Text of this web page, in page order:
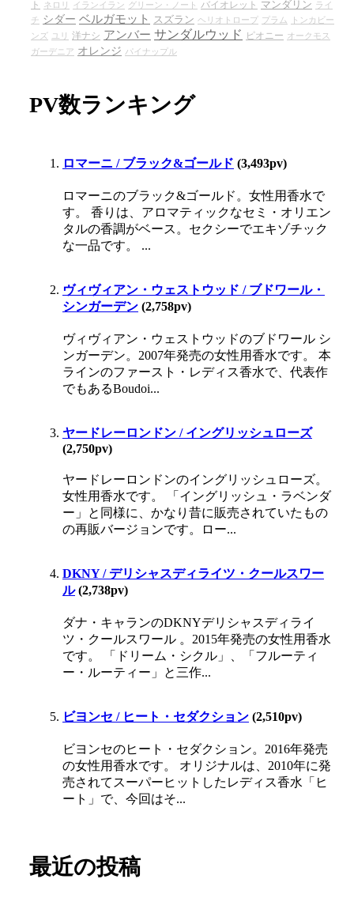
ト ネロリ イランイラン グリーン・ノート バイオレット マンダリン ライ
チ
シダー ベルガモット スズラン ヘリオトロープ プラム
トンカビー
ンズ
ユリ 洋ナシ アンバー サンダルウッド ピオニー オークモス
ガーデニア オレンジ パイナップル
PV数ランキング
ロマーニ / ブラック&ゴールド (3,493pv)
ロマーニのブラック&ゴールド。女性用香水で
す。 香りは、アロマティックなセミ・オリエン
タルの香調がベース。セクシーでエキゾチック
な一品です。 ...
ヴィヴィアン・ウェストウッド / ブドワール・
シンガーデン (2,758pv)
ヴィヴィアン・ウェストウッドのブドワール シ
ンガーデン。2007年発売の女性用香水です。 本
ラインのファースト・レディス香水で、代表作
でもあるBoudoi...
ヤードレーロンドン / イングリッシュローズ
(2,750pv)
ヤードレーロンドンのイングリッシュローズ。
女性用香水です。 「イングリッシュ・ラベンダ
ー」と同様に、かなり昔に販売されていたもの
の再販バージョンです。ロー...
DKNY / デリシャスディライツ・クールスワー
ル(2,738pv)
ダナ・キャランのDKNYデリシャスディライ
ツ・クールスワール 。2015年発売の女性用香水
です。 「ドリーム・シクル」、「フルーティ
ー・ルーティー」と三作...
ビヨンセ / ヒート・セダクション (2,510pv)
ビヨンセのヒート・セダクション。2016年発売
の女性用香水です。 オリジナルは、2010年に発
売されてスーパーヒットしたレディス香水「ヒ
ート」で、今回はそ...
最近の投稿